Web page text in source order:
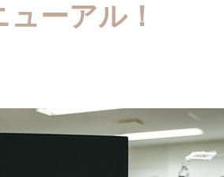
ーアル！